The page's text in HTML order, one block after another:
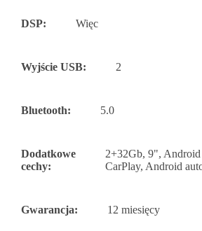
DSP: Więc
Wyjście USB: 2
Bluetooth: 5.0
Dodatkowe
cechy:
2+32Gb, 9", Android
CarPlay, Android
Gwarancja: 12 miesięcy